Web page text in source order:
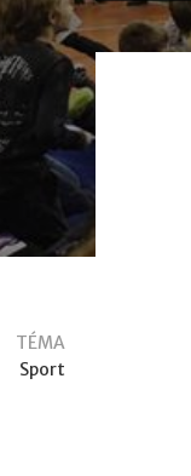
TÉMA
Sport